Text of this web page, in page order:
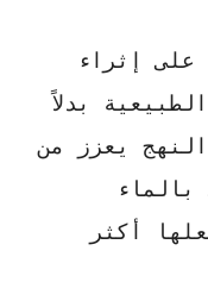
على إثراء
بدلاً
يعزز من
بالماء
أكثر